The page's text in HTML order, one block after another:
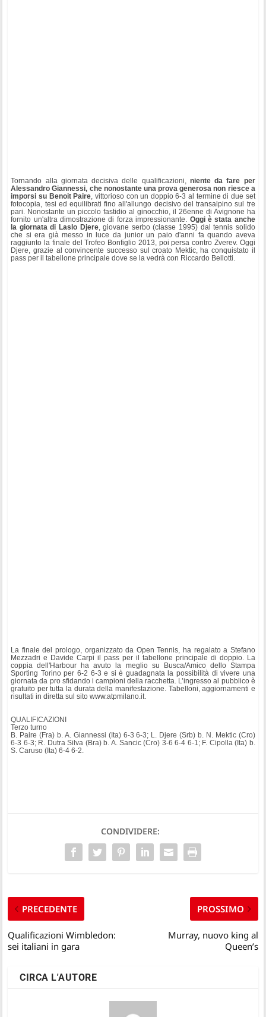
Tornando alla giornata decisiva delle qualificazioni, niente da fare per
Alessandro Giannessi, che nonostante una prova generosa non riesce a
imporsi su Benoit Paire , vittorioso con un doppio 6-3 al termine di due set
fotocopia, tesi ed equilibrati fino all'allungo decisivo del transalpino sul tre
pari. Nonostante un piccolo fastidio al ginocchio, il 26enne di Avignone ha
fornito un'altra dimostrazione di forza impressionante. Oggi è stata anche
la giornata di Laslo Djere, giovane serbo (classe 1995) dal tennis solido
che si era già messo in luce da junior un paio d'anni fa quando aveva
raggiunto la finale del Trofeo Bonfiglio 2013, poi persa contro Zverev. Oggi
Djere, grazie al convincente successo sul croato Mektic, ha conquistato il
pass per il tabellone principale dove se la vedrà con Riccardo Bellotti.
La finale del prologo, organizzato da Open Tennis, ha regalato a Stefano
Mezzadri e Davide Carpi il pass per il tabellone principale di doppio. La
coppia dell'Harbour ha avuto la meglio su Busca/Amico dello Stampa
Sporting Torino per 6-2 6-3 e si è guadagnata la possibilità di vivere una
giornata da pro sfidando i campioni della racchetta. L’ingresso al pubblico è
gratuito per tutta la durata della manifestazione. Tabelloni, aggiornamenti e
risultati in diretta sul sito www.atpmilano.it.
QUALIFICAZIONI
Terzo turno
B. Paire (Fra) b. A. Giannessi (Ita) 6-3 6-3; L. Djere (Srb) b. N. Mektic (Cro)
6-3 6-3; R. Dutra Silva (Bra) b. A. Sancic (Cro) 3-6 6-4 6-1; F. Cipolla (Ita) b.
S. Caruso (Ita) 6-4 6-2.
CONDIVIDERE:
PRECEDENTE
Qualificazioni Wimbledon:
sei italiani in gara
PROSSIMO
Murray, nuovo king al
Queen’s
CIRCA L'AUTORE